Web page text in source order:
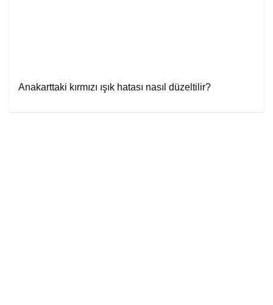
Anakarttaki kırmızı ışık hatası nasıl düzeltilir?